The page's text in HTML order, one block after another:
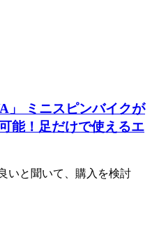
」 ミニスピンバイクが
能！足だけで使えるエ
いと聞いて、購入を検討